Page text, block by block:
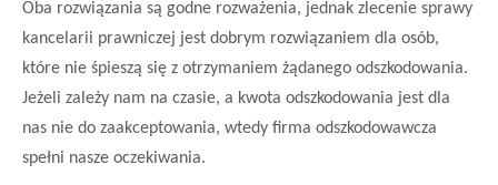
Oba rozwiązania są godne rozważenia, jednak zlecenie sprawy
kancelarii prawniczej jest dobrym rozwiązaniem dla osób,
które nie śpieszą się z otrzymaniem żądanego odszkodowania.
Jeżeli zależy nam na czasie, a kwota odszkodowania jest dla
nas nie do zaakceptowania, wtedy firma odszkodowawcza
spełni nasze oczekiwania.